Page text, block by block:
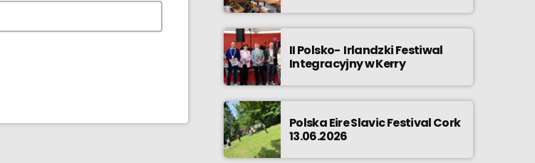
II Polsko- Irlandzki Festiwal
Integracyjny w Kerry
Polska Eire Slavic Festival Cork
13.06.2026